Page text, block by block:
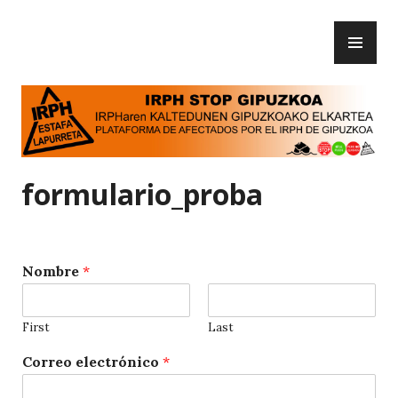
formulario_proba
Nombre *
First Last
Correo electrónico *